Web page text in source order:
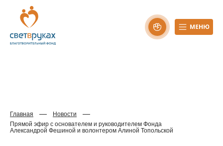
Главная
Новости
Прямой эфир с основателем и руководителем Фонда
Александрой Фешиной и волонтером Алиной Топольской